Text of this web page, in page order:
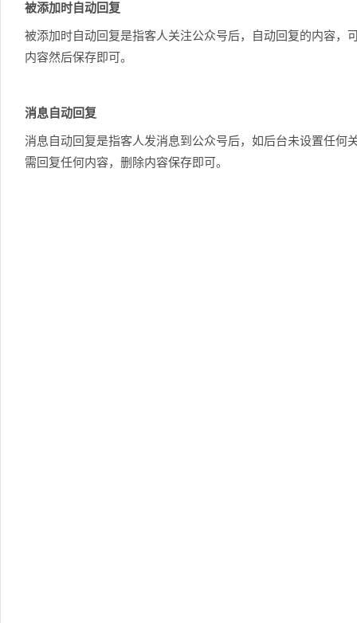
被添加时自动回复
被添加时自动回复是指客人关注公众号后，自动回复的内容，
内容然后保存即可。
消息自动回复
消息自动回复是指客人发消息到公众号后，如后台未设置任何
需回复任何内容，删除内容保存即可。